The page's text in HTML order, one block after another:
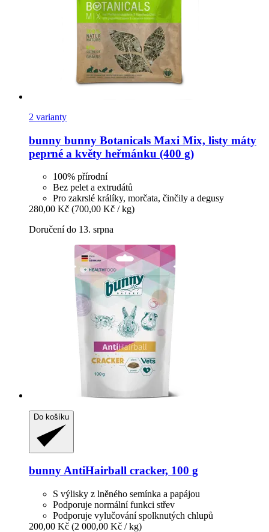
2 varianty
bunny bunny Botanicals Maxi Mix, listy máty
peprné a květy heřmánku (400 g)
100% přírodní
Bez pelet a extrudátů
Pro zakrslé králíky, morčata, činčily a degusy
280,00 Kč (700,00 Kč / kg)
Doručení do 13. srpna
Do košíku
bunnyAntiHairball cracker, 100 g
S výlisky z lněného semínka a papájou
Podporuje normální funkci střev
Podporuje vylučování spolknutých chlupů
200,00 Kč (2 000,00 Kč / kg)